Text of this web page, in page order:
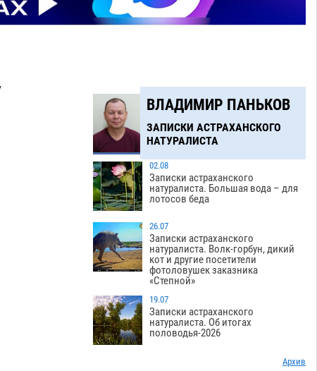
ВЛАДИМИР ПАНЬКОВ
ЗАПИСКИ АСТРАХАНСКОГО
НАТУРАЛИСТА
02.08
Записки астраханского
натуралиста. Большая вода – для
лотосов беда
26.07
Записки астраханского
натуралиста. Волк-горбун, дикий
кот и другие посетители
фотоловушек заказника
«Степной»
19.07
Записки астраханского
натуралиста. Об итогах
половодья-2026
Архив